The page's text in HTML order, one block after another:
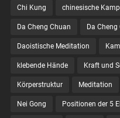
Chi Kung chinesische
Da Cheng Chuan Da
Daoistische Meditation
klebende Hände Kraft und
Körperstruktur Meditation
Nei Gong Positionen der 5